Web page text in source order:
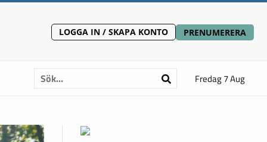
LOGGA IN / SKAPA KONTO PRENUMERERA
Fredag 7 Aug